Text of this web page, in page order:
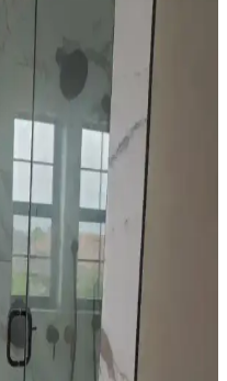
zararını önlemek ve
pamuk topları, vazoya
Alerji riski ve temizlik
ve Beyaz Renklerin
Kriterleri
renklerin özellikleri,
inceleniyor. Aydınlatma,
renk seçimi ele alınıyor.
Estetik ve
ve estetik görünümünü
stand seçimi ve düzenli
uygulamasından